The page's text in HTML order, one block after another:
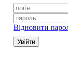
Відновити
Увійти